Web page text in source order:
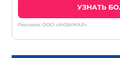
УЗНАТЬ
Реклама: ООО «АКВАМАР»